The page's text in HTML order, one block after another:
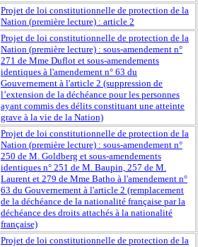
Projet de loi constitutionnelle de protection de la
Nation (première lecture) : article 2
Projet de loi constitutionnelle de protection de la
Nation (première lecture) : sous-amendement n°
271 de Mme Duflot et sous-amendements
identiques à l'amendement n° 63 du
Gouvernement à l'article 2 (suppression de
l’extension de la déchéance pour les personnes
ayant commis des délits constituant une atteinte
grave à la vie de la Nation)
Projet de loi constitutionnelle de protection de la
Nation (première lecture) : sous-amendement n°
250 de M. Goldberg et sous-amendements
identiques n° 251 de M. Baupin, 257 de M.
Laurent et 279 de Mme Batho à l'amendement n°
63 du Gouvernement à l'article 2 (remplacement
de la déchéance de la nationalité française par la
déchéance des droits attachés à la nationalité
française)
Projet de loi constitutionnelle de protection de la